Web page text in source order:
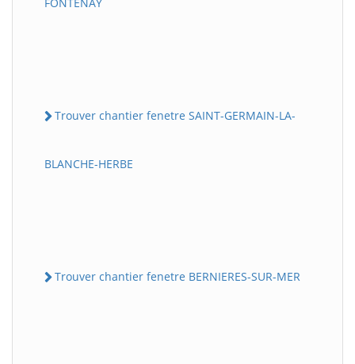
Trouver chantier fenetre SAINT-GERMAIN-LA-
BLANCHE-HERBE
Trouver chantier fenetre BERNIERES-SUR-MER